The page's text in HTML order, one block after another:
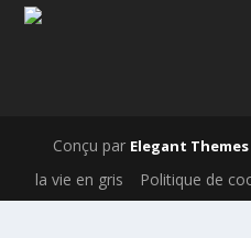
Conçu par Elegant Themes
la vie en gris Politique de